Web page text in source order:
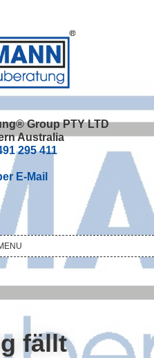
Group PTY LTD
Australia
295 411
E-Mail
fällt